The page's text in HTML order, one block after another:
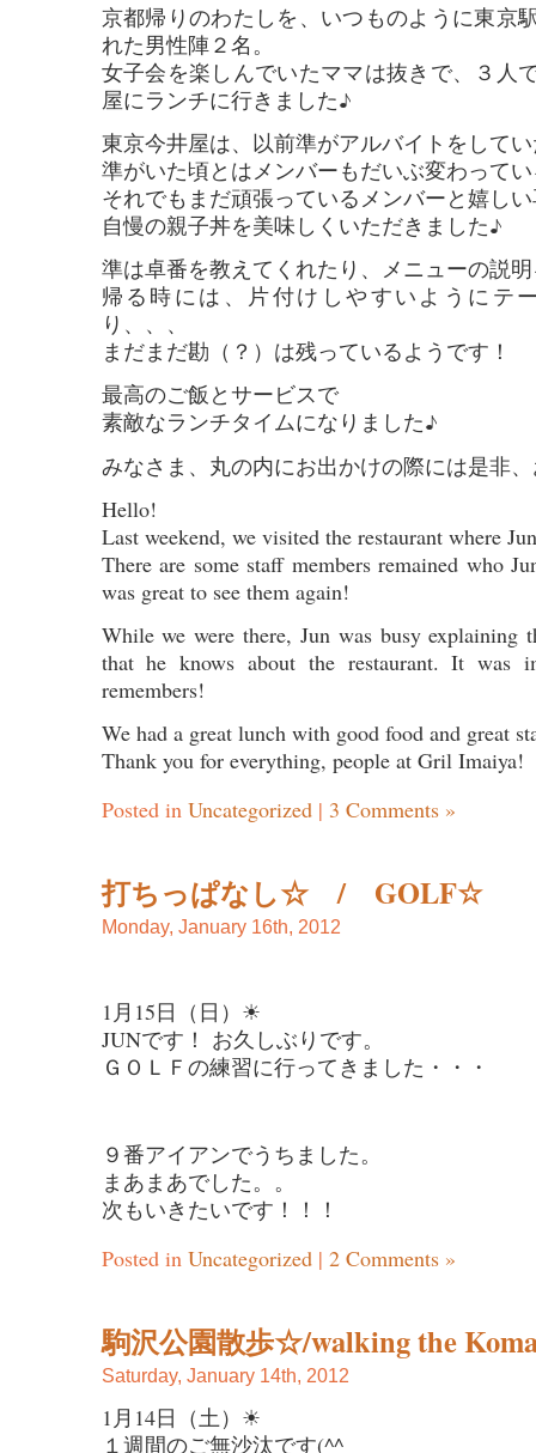
京都帰りのわたしを、いつものように東京
れた男性陣２名。
女子会を楽しんでいたママは抜きで、３人
屋にランチに行きました♪
東京今井屋は、以前準がアルバイトをして
準がいた頃とはメンバーもだいぶ変わって
それでもまだ頑張っているメンバーと嬉し
自慢の親子丼を美味しくいただきました♪
準は卓番を教えてくれたり、メニューの説
帰る時には、片付けしやすいようにテ
り、、、
まだまだ勘（？）は残っているようです！
最高のご飯とサービスで
素敵なランチタイムになりました♪
みなさま、丸の内にお出かけの際には是非
Hello!
Last weekend, we visited the restaurant where
There are some staff members remained who
was great to see them again!
While we were there, Jun was busy explaining
that he knows about the restaurant. It was
remembers!
We had a great lunch with good food and great
Thank you for everything, people at Gril Imaiya!
Posted in Uncategorized| 3 Comments »
打ちっぱなし☆ / GOLF☆
Monday, January 16th, 2012
1月15日（日）☀
JUNです！ お久しぶりです。
ＧＯＬＦの練習に行ってきました・・・
９番アイアンでうちました。
まあまあでした。。
次もいきたいです！！！
Posted in Uncategorized| 2 Comments »
駒沢公園散歩☆/walking the
Saturday, January 14th, 2012
1月14日（土）☀
１週間のご無沙汰です(^^ゞ